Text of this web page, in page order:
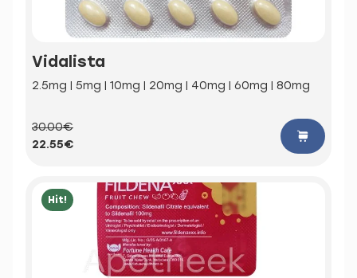
Vidalista
2.5mg | 5mg | 10mg | 20mg | 40mg | 60mg | 80mg
30.00€
22.55€
Hit!